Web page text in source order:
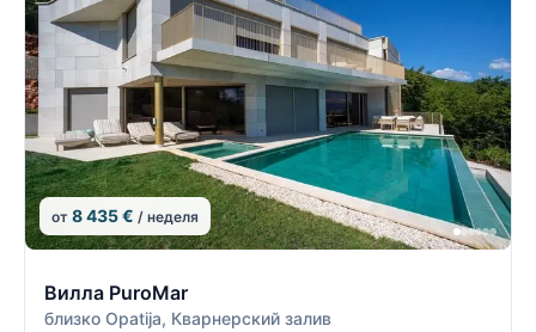
от 8 435 € / неделя
Вилла PuroMar
близко Opatija, Кварнерский залив